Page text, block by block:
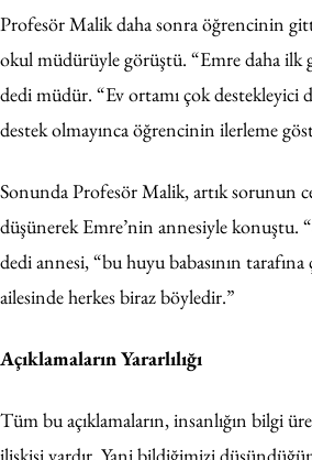
Profesör Malik daha sonra öğrencinin
okul müdürüyle görüştü. “Emre daha ilk
dedi müdür. “Ev ortamı çok destekleyici
destek olmayınca öğrencinin ilerleme
Sonunda Profesör Malik, artık sorunun
düşünerek Emre’nin annesiyle konuştu.
dedi annesi, “bu huyu babasının
ailesinde herkes biraz böyledir.”
Açıklamaların Yararlılığı
Tüm bu açıklamaların, insanlığın bilgi